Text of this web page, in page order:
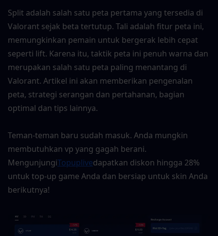
Split adalah salah satu peta pertama yang tersedia di
Valorant sejak beta tertutup. Tali adalah fitur peta ini,
memungkinkan pemain untuk bergerak lebih cepat
seperti lift. Karena itu, taktik peta ini penuh warna dan
merupakan salah satu peta paling menantang di
Valorant. Artikel ini akan memberikan pengenalan
peta, strategi serangan dan pertahanan, bagian
optimal dan tips lainnya.
Teman-teman baru sudah masuk. Anda mungkin
membutuhkan vp yang gagah berani.
MengunjungiTopuplivedapatkan diskon hingga 28%
untuk top-up game Anda dan bersiap untuk skin Anda
berikutnya!